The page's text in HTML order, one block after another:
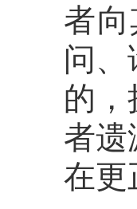
者
问
的，
者遗
在更